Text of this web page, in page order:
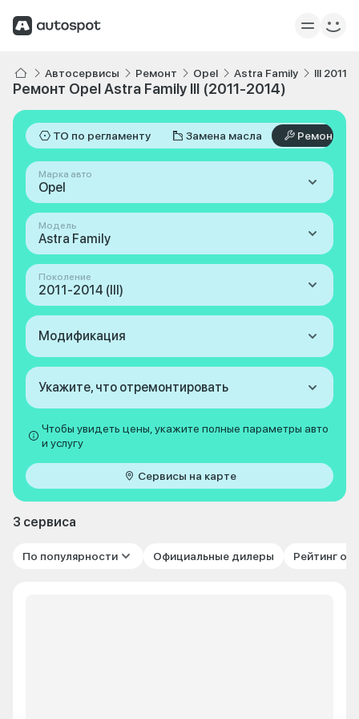
Автосервисы Ремонт Opel Astra Family III 2011-
Ремонт Opel Astra Family III (2011-2014)
ТО по регламенту Замена масла Ремонт
Марка авто
Opel
Модель
Astra Family
Поколение
2011-2014 (III)
Модификация
Укажите, что отремонтировать
Чтобы увидеть цены, укажите полные параметры авто
и услугу
Сервисы на карте
3 сервиса
По популярности Официальные дилеры Рейтинг